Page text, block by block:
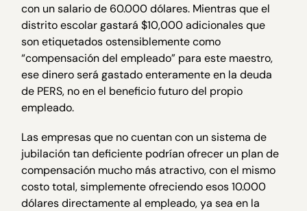
con un salario de 60.000 dólares. Mientras que el
distrito escolar gastará $10,000 adicionales que
son etiquetados ostensiblemente como
“compensación del empleado” para este maestro,
ese dinero será gastado enteramente en la deuda
de PERS, no en el beneficio futuro del propio
empleado.
Las empresas que no cuentan con un sistema de
jubilación tan deficiente podrían ofrecer un plan de
compensación mucho más atractivo, con el mismo
costo total, simplemente ofreciendo esos 10.000
dólares directamente al empleado, ya sea en la